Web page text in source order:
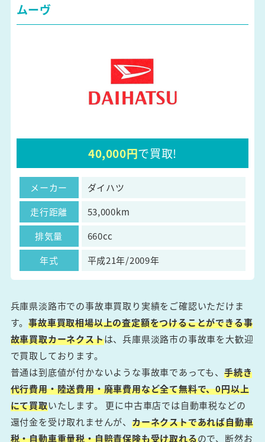
ムーヴ
40,000円で買取!
メーカー
ダイハツ
走行距離
53,000km
排気量
660cc
年式
平成21年/2009年
兵庫県淡路市での事故車買取り実績をご確認いただけま
す。事故車買取相場以上の査定額をつけることができる事
故車買取カーネクストは、兵庫県淡路市の事故車を大歓迎
で買取しております。
普通は到底値が付かないような事故車であっても、手続き
代行費用・陸送費用・廃車費用など全て無料で、0円以上
にて買取いたします。 更に中古車店では自動車税などの
還付金を受け取れませんが、カーネクストであれば自動車
税・自動車重量税・自賠責保険も受け取れるので、断然お